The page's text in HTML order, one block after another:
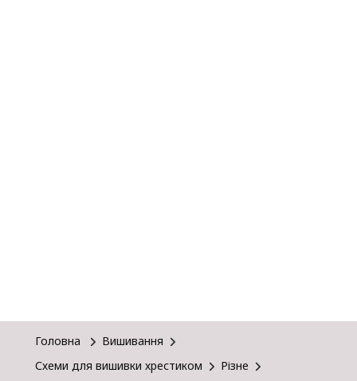
Головна
Вишивання
Схеми для вишивки хрестиком
Різне